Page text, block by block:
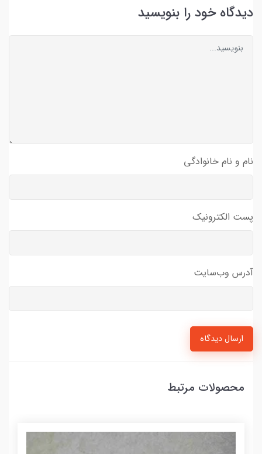
دیدگاه خود را بنویسید
نام و نام خانوادگی
پست الکترونیک
آدرس وب‌سایت
ارسال دیدگاه
محصولات مرتبط